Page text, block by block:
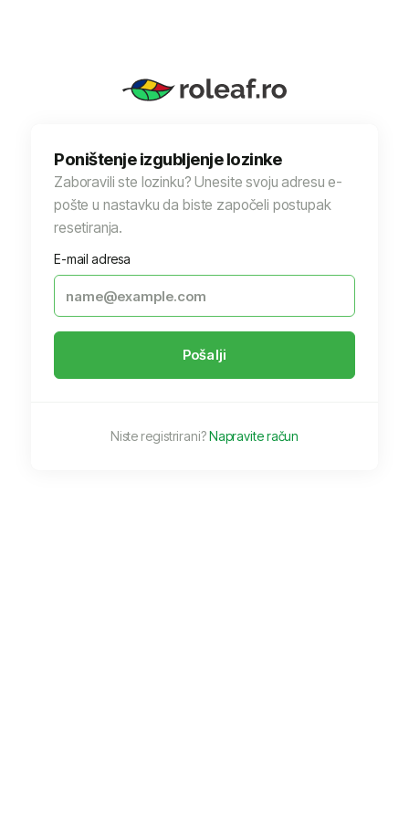
Poništenje izgubljenje lozinke
Zaboravili ste lozinku? Unesite svoju adresu e-
pošte u nastavku da biste započeli postupak
resetiranja.
E-mail adresa
Pošalji
Niste registrirani?Napravite račun